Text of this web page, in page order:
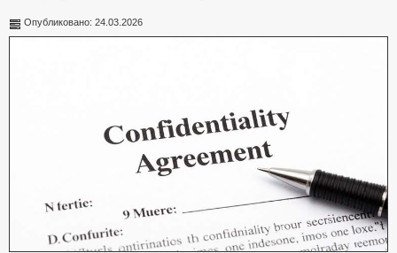
Опубликовано: 24.03.2026